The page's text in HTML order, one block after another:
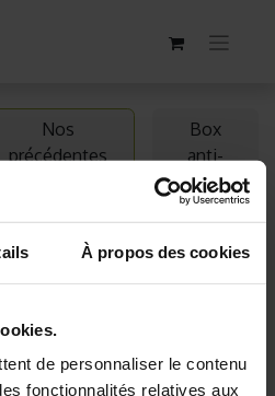
À propos des cookies
de personnaliser le contenu
fonctionnalités relatives aux
Nos
précédentes
Box
anti-
gaspi
box jardinage ? Voici
Retrouvez toute notre gamme